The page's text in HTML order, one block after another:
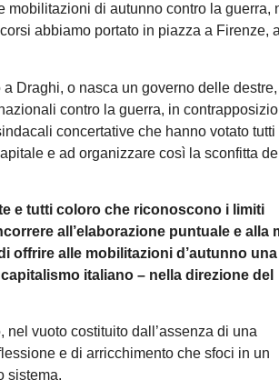
mobilitazioni di autunno contro la guerra,
abbiamo portato in piazza a Firenze,
Draghi, o nasca un governo delle
contro la guerra, in
concertative che hanno votato tutti
e ad organizzare così la sconfitta
e tutti coloro che riconoscono i limiti
all’elaborazione puntuale e alla
offrire alle mobilitazioni d’autunno una
italiano – nella direzione del
vuoto costituito dall’assenza di una
e di arricchimento che sfoci in un
sistema.